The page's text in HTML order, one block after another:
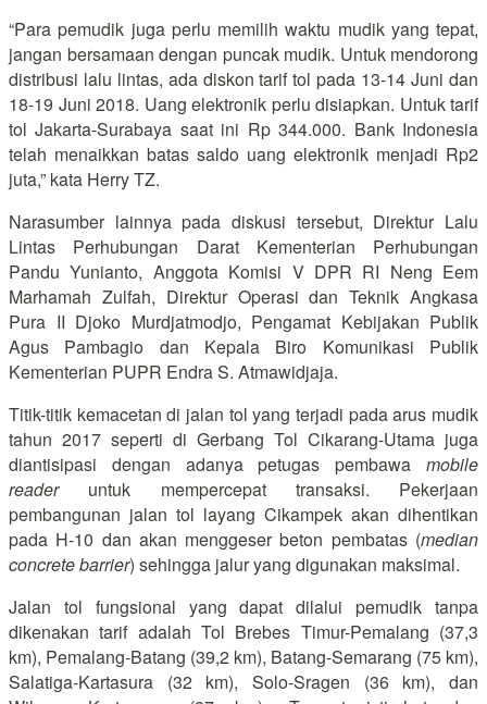
“Para pemudik juga perlu memilih waktu mudik yang tepat,
jangan bersamaan dengan puncak mudik. Untuk mendorong
distribusi lalu lintas, ada diskon tarif tol pada 13-14 Juni dan
18-19 Juni 2018. Uang elektronik perlu disiapkan. Untuk tarif
tol Jakarta-Surabaya saat ini Rp 344.000. Bank Indonesia
telah menaikkan batas saldo uang elektronik menjadi Rp2
juta,” kata Herry TZ.
Narasumber lainnya pada diskusi tersebut, Direktur Lalu
Lintas Perhubungan Darat Kementerian Perhubungan
Pandu Yunianto, Anggota Komisi V DPR RI Neng Eem
Marhamah Zulfah, Direktur Operasi dan Teknik Angkasa
Pura II Djoko Murdjatmodjo, Pengamat Kebijakan Publik
Agus Pambagio dan Kepala Biro Komunikasi Publik
Kementerian PUPR Endra S. Atmawidjaja.
Titik-titik kemacetan di jalan tol yang terjadi pada arus mudik
tahun 2017 seperti di Gerbang Tol Cikarang-Utama juga
diantisipasi dengan adanya petugas pembawa mobile
readeruntuk mempercepat transaksi. Pekerjaan
pembangunan jalan tol layang Cikampek akan dihentikan
pada H-10 dan akan menggeser beton pembatas (median
concrete barrier) sehingga jalur yang digunakan maksimal.
Jalan tol fungsional yang dapat dilalui pemudik tanpa
dikenakan tarif adalah Tol Brebes Timur-Pemalang (37,3
km), Pemalang-Batang (39,2 km), Batang-Semarang (75 km),
Salatiga-Kartasura (32 km), Solo-Sragen (36 km), dan